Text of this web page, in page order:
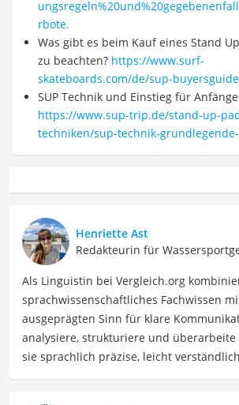
rbote.
Was gibt es beim Kauf eines Stand
zu beachten? https://www.surf-
skateboards.com/de/sup-buyersguide
SUP Technik und Einstieg für
https://www.sup-trip.de/stand-up-
techniken/sup-technik-
Henriette Ast
Redakteurin für
Als Linguistin bei Vergleich.org
sprachwissenschaftliches Fachwissen
ausgeprägten Sinn für klare
analysiere, strukturiere und überarbeite
sie sprachlich präzise, leicht